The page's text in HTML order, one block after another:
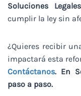
Soluciones Legales
cumplir la ley sin
¿Quieres recibir
impactará esta
Contáctanos. En
paso a paso.